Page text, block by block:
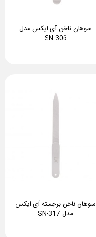
سوهان ناخن آی ایکس مدل
SN-306
سوهان ناخن برجسته آی ایکس
مدل SN-317